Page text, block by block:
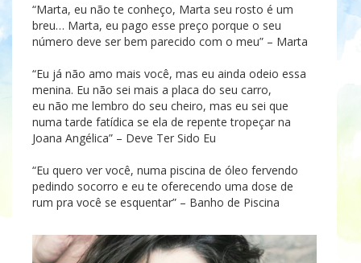
“Marta, eu não te conheço, Marta seu rosto é um
breu… Marta, eu pago esse preço porque o seu
número deve ser bem parecido com o meu” – Marta
“Eu já não amo mais você, mas eu ainda odeio essa
menina. Eu não sei mais a placa do seu carro,
eu não me lembro do seu cheiro, mas eu sei que
numa tarde fatídica se ela de repente tropeçar na
Joana Angélica” – Deve Ter Sido Eu
“Eu quero ver você, numa piscina de óleo fervendo
pedindo socorro e eu te oferecendo uma dose de
rum pra você se esquentar” – Banho de Piscina